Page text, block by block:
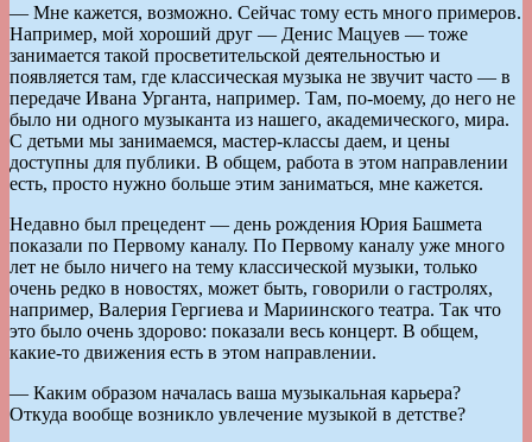
— Мне кажется, возможно. Сейчас тому есть много примеров.
Например, мой хороший друг — Денис Мацуев — тоже
занимается такой просветительской деятельностью и
появляется там, где классическая музыка не звучит часто — в
передаче Ивана Урганта, например. Там, по-моему, до него не
было ни одного музыканта из нашего, академического, мира.
С детьми мы занимаемся, мастер-классы даем, и цены
доступны для публики. В общем, работа в этом направлении
есть, просто нужно больше этим заниматься, мне кажется.
Недавно был прецедент — день рождения Юрия Башмета
показали по Первому каналу. По Первому каналу уже много
лет не было ничего на тему классической музыки, только
очень редко в новостях, может быть, говорили о гастролях,
например, Валерия Гергиева и Мариинского театра. Так что
это было очень здорово: показали весь концерт. В общем,
какие-то движения есть в этом направлении.
— Каким образом началась ваша музыкальная карьера?
Откуда вообще возникло увлечение музыкой в детстве?